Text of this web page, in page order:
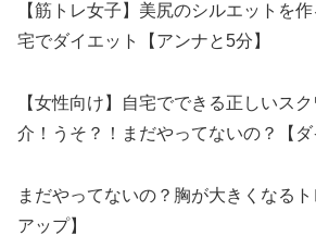
【筋トレ女子】美尻のシルエットを
宅でダイエット【アンナと5分】
【女性向け】自宅でできる正しいス
介！うそ？！まだやってないの？【ダ
まだやってないの？胸が大きくなる
アップ】